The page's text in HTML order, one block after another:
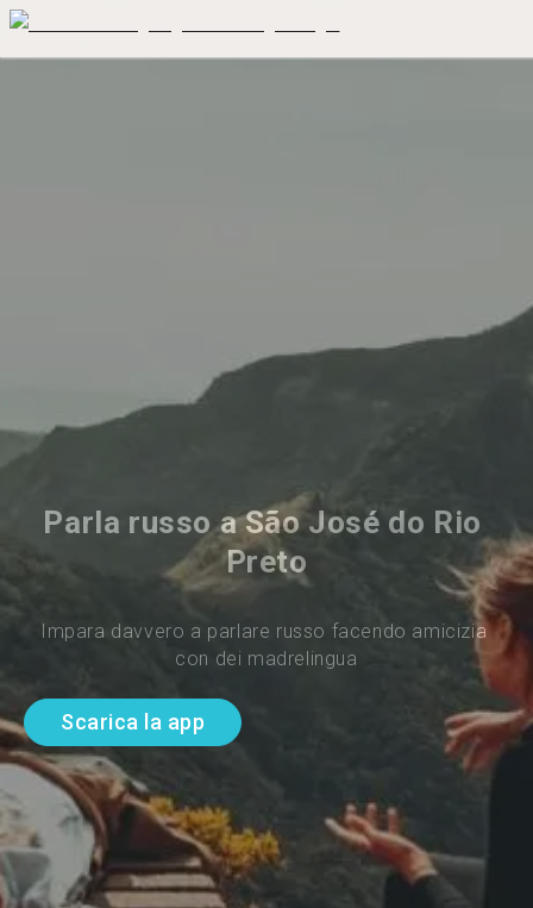
Parla russo a São José do Rio
Preto
Impara davvero a parlare russo facendo amicizia
con dei madrelingua
Scarica la app